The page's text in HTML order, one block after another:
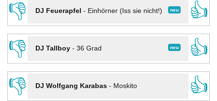
👎
neu
DJ Feuerapfel - Einhörner (Iss sie nicht!)
👍
👎
neu
DJ Tallboy- 36 Grad
👍
👎
DJ Wolfgang Karabas- Moskito
👍